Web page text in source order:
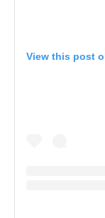
View this post